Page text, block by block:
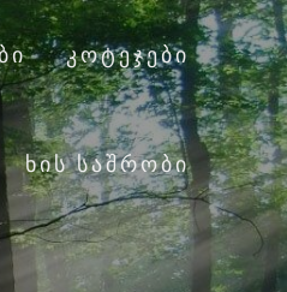
ᲙᲝᲢᲔᲯᲔᲑᲘ
ᲮᲘᲡ ᲡᲐᲨᲠᲝᲑᲘ